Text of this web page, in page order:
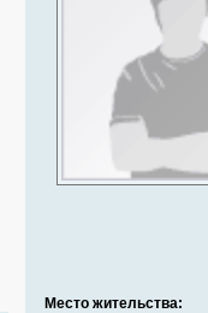
Место жительства: